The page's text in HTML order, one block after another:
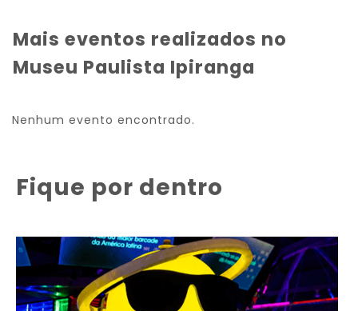
Mais eventos realizados no
Museu Paulista Ipiranga
Nenhum evento encontrado.
Fique por dentro